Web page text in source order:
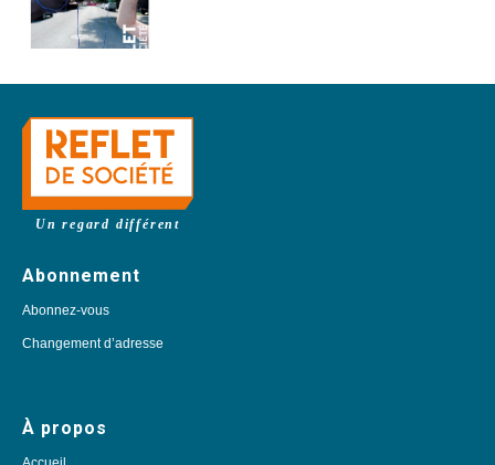
Un regard différent
Abonnement
Abonnez-vous
Changement d’adresse
À propos